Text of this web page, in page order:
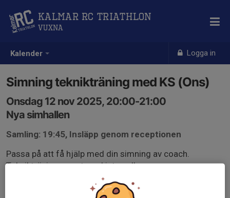
Kalender Logga in
Kalmar RC Triathlon
Vuxna
Simning teknikträning med KS (Ons)
Onsdag 12 nov 2025, 20:00-21:00
Nya simhallen
Samling: 19:45, Insläpp genom receptionen
Passa på att få hjälp med din simning av coach.
Teknikträning varvat med intervaller.
Du bör kunna crawl 200m i ett svep för att kunna